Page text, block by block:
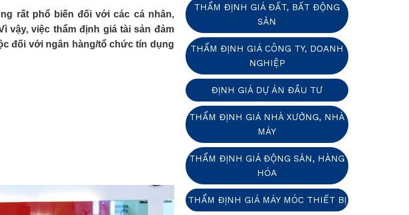
rất phổ biến đối với các cá nhân,
vậy, việc thẩm định giá tài sản đảm
đối với ngân hàng/tổ chức tín dụng
THẨM ĐỊNH GIÁ ĐẤT, BẤT ĐỘNG
SẢN
THẨM ĐỊNH GIÁ CÔNG TY, DOANH
NGHIỆP
ĐỊNH GIÁ DỰ ÁN ĐẦU TƯ
THẨM ĐỊNH GIÁ NHÀ XƯỞNG, NHÀ
MÁY
THẨM ĐỊNH GIÁ ĐỘNG SẢN, HÀNG
HÓA
THẨM ĐỊNH GIÁ MÁY MÓC THIẾT BỊ